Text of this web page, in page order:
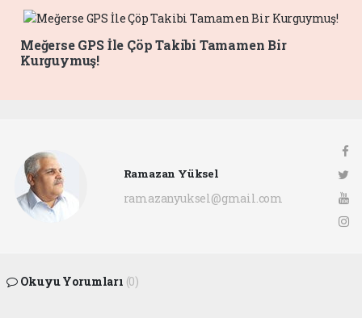
Meğerse GPS İle Çöp Takibi Tamamen Bir
Kurguymuş!
Ramazan Yüksel
ramazanyuksel@gmail.com
Okuyu Yorumları (0)